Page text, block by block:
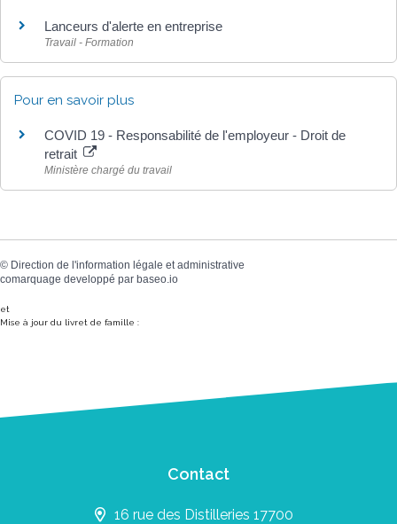
Lanceurs d'alerte en entreprise
Travail - Formation
Pour en savoir plus
COVID 19 - Responsabilité de l'employeur - Droit de
retrait
Ministère chargé du travail
© Direction de l'information légale et administrative
comarquage developpé par baseo.io
et
Mise à jour du livret de famille :
Contact
16 rue des Distilleries 17700